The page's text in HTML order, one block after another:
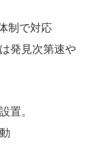
制で対応
発見次第速や
置。